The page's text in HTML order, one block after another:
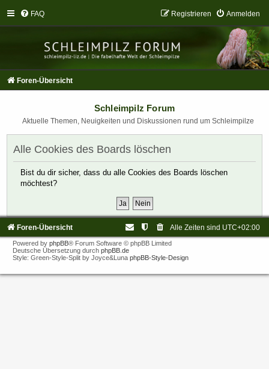
FAQ Anmelden
Registrieren
Foren-Übersicht
Schleimpilz Forum
Aktuelle Themen, Neuigkeiten und Diskussionen rund um Schleimpilze
Alle Cookies des Boards löschen
Bist du dir sicher, dass du alle Cookies des Boards löschen
möchtest?
Foren-Übersicht Alle Zeiten sind UTC+02:00
Powered by phpBB® Forum Software © phpBB Limited
Deutsche Übersetzung durch phpBB.de
Style: Green-Style-Split by Joyce&Luna phpBB-Style-Design